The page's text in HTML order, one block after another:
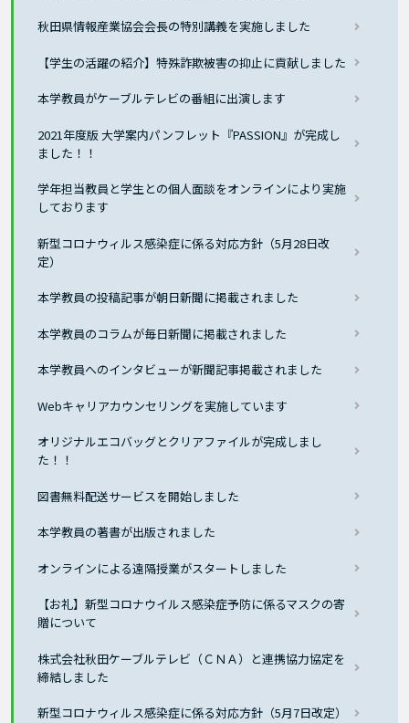
秋田県情報産業協会会長の特別講義を実施しました
【学生の活躍の紹介】特殊詐欺被害の抑止に貢献しました
本学教員がケーブルテレビの番組に出演します
2021年度版 大学案内パンフレット『PASSION』が完成し
ました！！
学年担当教員と学生との個人面談をオンラインにより実施
しております
新型コロナウィルス感染症に係る対応方針（5月28日改
定）
本学教員の投稿記事が朝日新聞に掲載されました
本学教員のコラムが毎日新聞に掲載されました
本学教員へのインタビューが新聞記事掲載されました
Webキャリアカウンセリングを実施しています
オリジナルエコバッグとクリアファイルが完成しまし
た！！
図書無料配送サービスを開始しました
本学教員の著書が出版されました
オンラインによる遠隔授業がスタートしました
【お礼】新型コロナウイルス感染症予防に係るマスクの寄
贈について
株式会社秋田ケーブルテレビ（ＣＮＡ）と連携協力協定を
締結しました
新型コロナウィルス感染症に係る対応方針（5月7日改定）